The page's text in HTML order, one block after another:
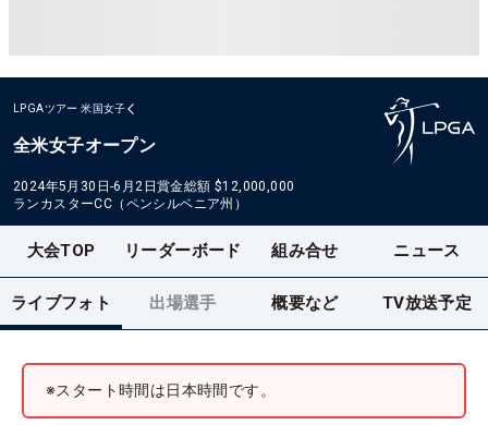
LPGAツアー 米国女子
全米女子オープン
2024年5月30日-6月2日賞金総額 $12,000,000
ランカスターCC（ペンシルベニア州）
大会TOP リーダーボード 組み合せ ニュース
ライブフォト 出場選手 概要など TV放送予定
※スタート時間は日本時間です。